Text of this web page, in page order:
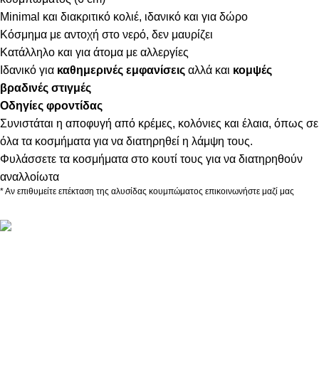
Minimal και διακριτικό κολιέ, ιδανικό και για δώρο
Κόσμημα με αντοχή στο νερό, δεν μαυρίζει
Κατάλληλο και για άτομα με αλλεργίες
Ιδανικό για καθημερινές εμφανίσεις αλλά και κομψές
βραδινές στιγμές
Οδηγίες φροντίδας
Συνιστάται η αποφυγή από κρέμες, κολόνιες και έλαια, όπως σε
όλα τα κοσμήματα για να διατηρηθεί η λάμψη τους.
Φυλάσσετε τα κοσμήματα στο κουτί τους για να διατηρηθούν
αναλλοίωτα
* Αν επιθυμείτε επέκταση της αλυσίδας κουμπώματος επικοινωνήστε μαζί μας